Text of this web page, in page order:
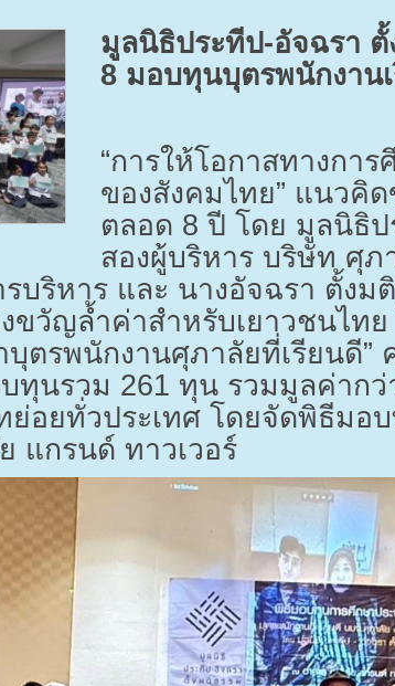
มูลนิธิประทีป-อัจฉรา
8มอบทุนบุตรพนักงาน
“การให้โอกาสทางกา
ของสังคมไทย” แนวคิด
ตลอด 8 ปี โดย มูลนิธิป
สองผู้บริหาร บริษัท ศุ
บริหาร และ นางอัจฉรา ตั้งม
ขวัญล้ำค่าสำหรับเยาวชนไท
บุตรพนักงานศุภาลัยที่เรียนดี
ทุนรวม 261 ทุน รวมมูลค่ากว่
อยทั่วประเทศ โดยจัดพิธีมอ
แกรนด์ ทาวเวอร์